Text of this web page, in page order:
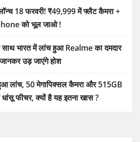
18 फरवरी! ₹49,999 में फ्लैट कैमरा +
को भूल जाओ !
भारत में लांच हुआ Realme का दमदार
उड़ जाएंगे होश
लांच, 50 मेगापिक्सल कैमरा और 515GB
फीचर, क्यों है यह इतना खास ?